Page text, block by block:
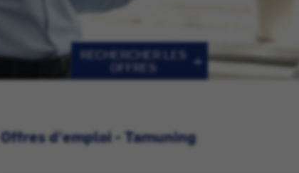
RECHERCHER LES
OFFRES
Offres d'emploi - Tamuning